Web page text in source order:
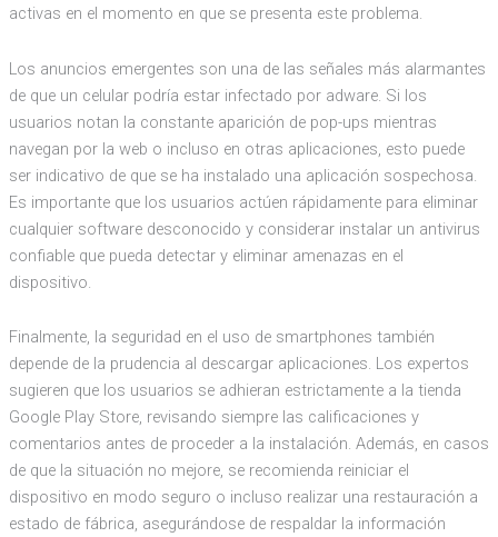
activas en el momento en que se presenta este problema.
Los anuncios emergentes son una de las señales más alarmantes
de que un celular podría estar infectado por adware. Si los
usuarios notan la constante aparición de pop-ups mientras
navegan por la web o incluso en otras aplicaciones, esto puede
ser indicativo de que se ha instalado una aplicación sospechosa.
Es importante que los usuarios actúen rápidamente para eliminar
cualquier software desconocido y considerar instalar un antivirus
confiable que pueda detectar y eliminar amenazas en el
dispositivo.
Finalmente, la seguridad en el uso de smartphones también
depende de la prudencia al descargar aplicaciones. Los expertos
sugieren que los usuarios se adhieran estrictamente a la tienda
Google Play Store, revisando siempre las calificaciones y
comentarios antes de proceder a la instalación. Además, en casos
de que la situación no mejore, se recomienda reiniciar el
dispositivo en modo seguro o incluso realizar una restauración a
estado de fábrica, asegurándose de respaldar la información